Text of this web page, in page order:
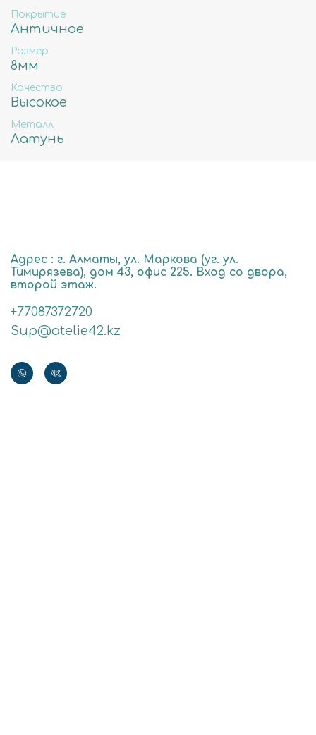
Покрытие
Античное
Размер
8мм
Качество
Высокое
Металл
Латунь
Адрес : г. Алматы, ул. Маркова (уг. ул.
Тимирязева), дом 43, офис 225. Вход со двора,
второй этаж.
+77087372720
Sup@atelie42.kz